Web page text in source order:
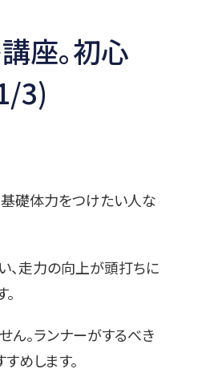
座。初心
3)
基礎体力をつけたい人な
、走力の向上が頭打ちに
ん。ランナーがするべき
めします。